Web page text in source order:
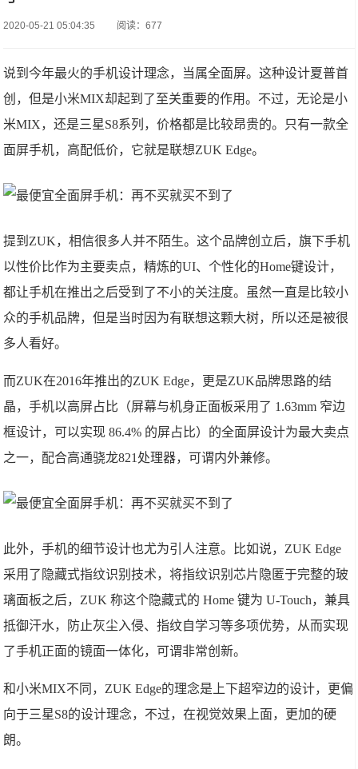
2020-05-21 05:04:35 阅读：677
说到今年最火的手机设计理念，当属全面屏。这种设计夏普首
创，但是小米MIX却起到了至关重要的作用。不过，无论是小
米MIX，还是三星S8系列，价格都是比较昂贵的。只有一款全
面屏手机，高配低价，它就是联想ZUK Edge。
提到ZUK，相信很多人并不陌生。这个品牌创立后，旗下手机
以性价比作为主要卖点，精炼的UI、个性化的Home键设计，
都让手机在推出之后受到了不小的关注度。虽然一直是比较小
众的手机品牌，但是当时因为有联想这颗大树，所以还是被很
多人看好。
而ZUK在2016年推出的ZUK Edge，更是ZUK品牌思路的结
晶，手机以高屏占比（屏幕与机身正面板采用了 1.63mm 窄边
框设计，可以实现 86.4% 的屏占比）的全面屏设计为最大卖点
之一，配合高通骁龙821处理器，可谓内外兼修。
此外，手机的细节设计也尤为引人注意。比如说，ZUK Edge
采用了隐藏式指纹识别技术，将指纹识别芯片隐匿于完整的玻
璃面板之后，ZUK 称这个隐藏式的 Home 键为 U-Touch，兼具
抵御汗水，防止灰尘入侵、指纹自学习等多项优势，从而实现
了手机正面的镜面一体化，可谓非常创新。
和小米MIX不同，ZUK Edge的理念是上下超窄边的设计，更偏
向于三星S8的设计理念，不过，在视觉效果上面，更加的硬
朗。